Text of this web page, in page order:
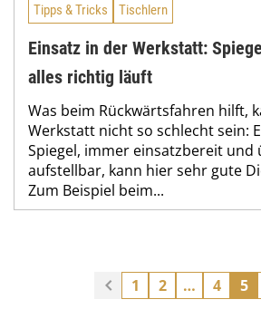
Tipps & Tricks Tischlern
Einsatz in der Werkstatt:
alles richtig läuft
Was beim Rückwärtsfahren hilft,
Werkstatt nicht so schlecht sein:
Spiegel, immer einsatzbereit und
aufstellbar, kann hier sehr gute
Zum Beispiel beim...
1 2 … 4 5